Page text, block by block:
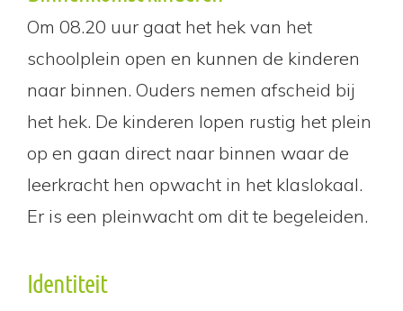
Om 08.20 uur gaat het hek van het
schoolplein open en kunnen de kinderen
naar binnen. Ouders nemen afscheid bij
het hek. De kinderen lopen rustig het plein
op en gaan direct naar binnen waar de
leerkracht hen opwacht in het klaslokaal.
Er is een pleinwacht om dit te begeleiden.
Identiteit